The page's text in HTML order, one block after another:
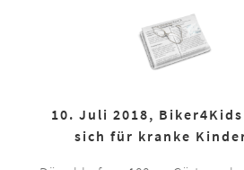
10. Juli 2018,
sich für kranke